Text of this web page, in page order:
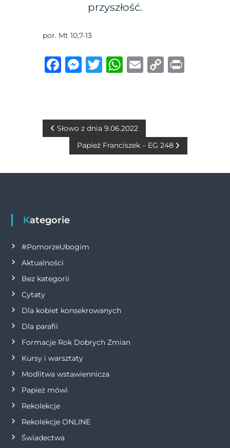
przyszłość.
por. Mt 10,7-13
F
b
k
M
n
g
T
r
W
A
p
E
C
n
N
w
g
a
c
j
a
w
p
i
s
u
Słowo z dnia 9.06.2022
Papież Franciszek – EG 248
Kategorie
#PomorzeUbogim
Aktualności
Bez kategorii
Cytaty
Dla kobiet konsekrowanych
Dla parafii
Formacje Rok Dobrych Zmian
Kursy i warsztaty
Modlitwa wstawiennicza
Papież mówi
Rekolekcje
Rekolekcje ONLINE
Świadectwa